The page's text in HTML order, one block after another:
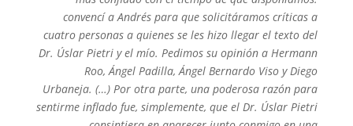
convencí a Andrés para que solicitáramos críticas a
cuatro personas a quienes se les hizo llegar el texto del
Dr. Úslar Pietri y el mío. Pedimos su opinión a Hermann
Roo, Ángel Padilla, Ángel Bernardo Viso y Diego
Urbaneja. (…) Por otra parte, una poderosa razón para
sentirme inflado fue, simplemente, que el Dr. Úslar Pietri